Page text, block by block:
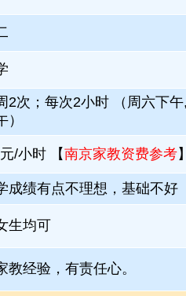
2次；每次2小时 （周六下
）
元/小时 【南京家教资费参考
成绩有点不理想，基础不好
生均可
教经验，有责任心。